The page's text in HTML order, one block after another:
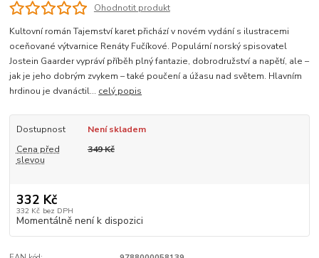
Ohodnotit produkt
Kultovní román Tajemství karet přichází v novém vydání s ilustracemi
oceňované výtvarnice Renáty Fučíkové. Populární norský spisovatel
Jostein Gaarder vypráví příběh plný fantazie, dobrodružství a napětí, ale –
jak je jeho dobrým zvykem – také poučení a úžasu nad světem. Hlavním
hrdinou je dvanáctil... celý popis
Dostupnost
Není skladem
Cena před
slevou
349 Kč
332 Kč
332 Kč bez DPH
Momentálně není k dispozici